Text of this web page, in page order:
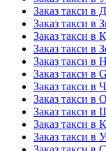
Заказ такси в
Заказ такси в
Заказ такси в
Заказ такси в
Заказ такси в
Заказ такси в
Заказ такси в
Заказ такси в
Заказ такси в
Заказ такси в
Заказ такси в